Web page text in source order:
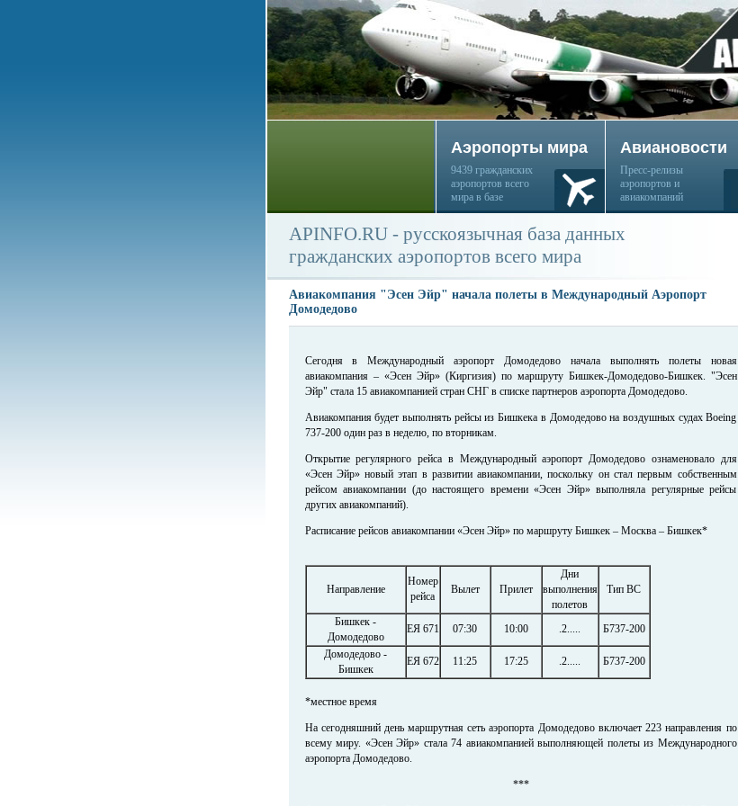
Аэропорты мира
9439 гражданских
аэропортов всего
мира в базе
Авиановости
Пресс-релизы
аэропортов и
авиакомпаний
APINFO.RU - русскоязычная база данных
гражданских аэропортов всего мира
Авиакомпания "Эсен Эйр" начала полеты в Международный Аэропорт
Домодедово
Сегодня в Международный аэропорт Домодедово начала выполнять полеты новая
авиакомпания – «Эсен Эйр» (Киргизия) по маршруту Бишкек-Домодедово-Бишкек. "Эсен
Эйр" стала 15 авиакомпанией стран СНГ в списке партнеров аэропорта Домодедово.
Авиакомпания будет выполнять рейсы из Бишкека в Домодедово на воздушных судах Boeing
737-200 один раз в неделю, по вторникам.
Открытие регулярного рейса в Международный аэропорт Домодедово ознаменовало для
«Эсен Эйр» новый этап в развитии авиакомпании, поскольку он стал первым собственным
рейсом авиакомпании (до настоящего времени «Эсен Эйр» выполняла регулярные рейсы
других авиакомпаний).
Расписание рейсов авиакомпании «Эсен Эйр» по маршруту Бишкек – Москва – Бишкек*
Направление
Номер
рейса
Вылет Прилет
Дни
выполнения
полетов
Тип ВС
Бишкек -
Домодедово
ЕЯ 671 07:30 10:00 .2.....
Б737-200
Домодедово -
Бишкек
ЕЯ 672 11:25 17:25 .2..... Б737-200
*местное время
На сегодняшний день маршрутная сеть аэропорта Домодедово включает 223 направления по
всему миру. «Эсен Эйр» стала 74 авиакомпанией выполняющей полеты из Международного
аэропорта Домодедово.
***